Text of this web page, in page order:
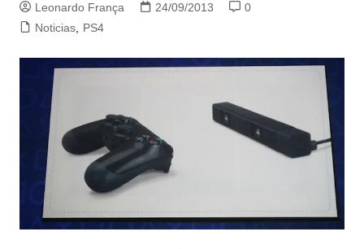
Leonardo França 24/09/2013
0
Noticias, PS4